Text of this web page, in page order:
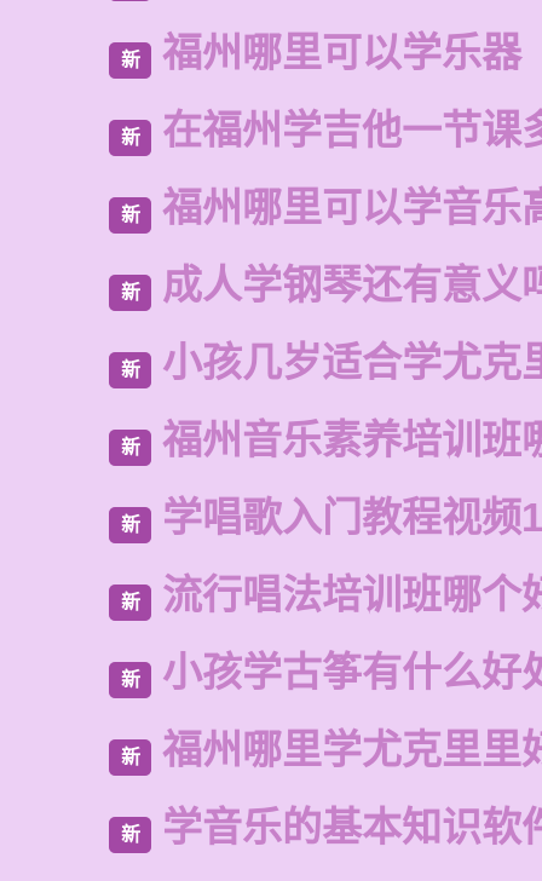
新 福州哪里可以学乐器
新 在福州学吉他一节课
新 福州哪里可以学音乐
新 成人学钢琴还有意义
新 小孩几岁适合学尤克
新 福州音乐素养培训班
新 学唱歌入门教程视频
新 流行唱法培训班哪个
新 小孩学古筝有什么好
新 福州哪里学尤克里里
新 学音乐的基本知识软